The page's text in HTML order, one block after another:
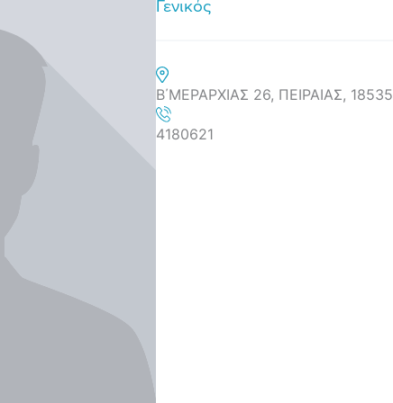
Β΄ΜΕΡΑΡΧΙΑΣ 26, ΠΕΙΡΑΙΑΣ, 18535
4180621